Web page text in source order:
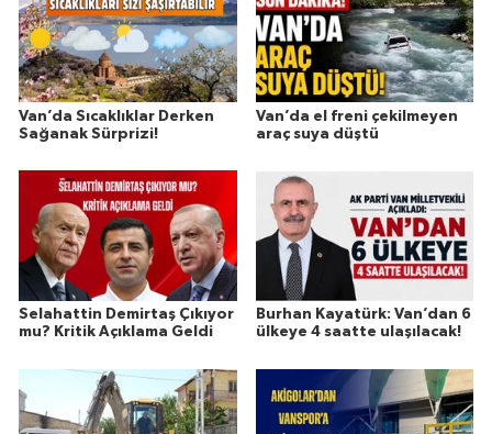
Van’da Sıcaklıklar Derken
Sağanak Sürprizi!
Van’da el freni çekilmeyen
araç suya düştü
Selahattin Demirtaş Çıkıyor
mu? Kritik Açıklama Geldi
Burhan Kayatürk: Van’dan 6
ülkeye 4 saatte ulaşılacak!